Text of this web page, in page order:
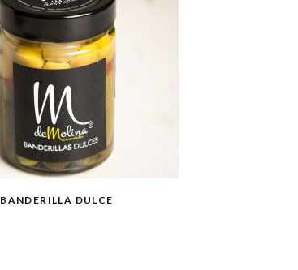
BANDERILLA DULCE